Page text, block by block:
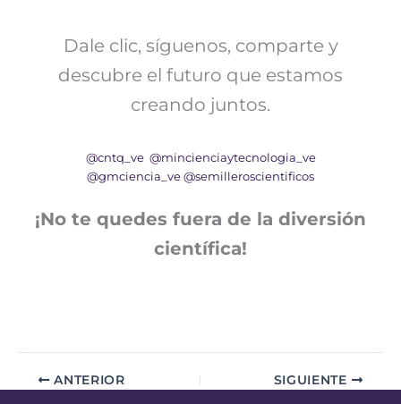
Dale clic, síguenos, comparte y
descubre el futuro que estamos
creando juntos.
@cntq_ve @mincienciaytecnologia_ve
@gmciencia_ve @semilleroscientificos
¡No te quedes fuera de la diversión
científica!
ANTERIOR SIGUIENTE